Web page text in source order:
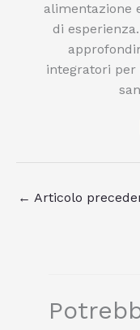
alimentazione
di
integratori
← Articolo